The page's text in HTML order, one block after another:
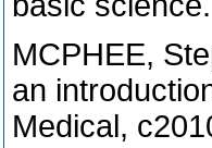
MCPHEE,
an
Medical,